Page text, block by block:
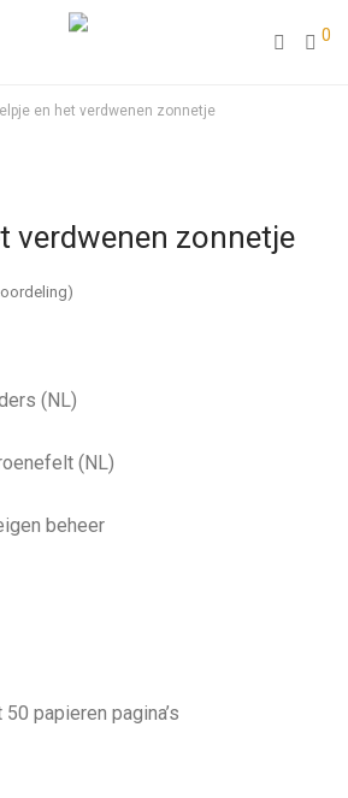
0
en het verdwenen zonnetje
verdwenen zonnetje
(NL)
(NL)
beheer
papieren pagina’s